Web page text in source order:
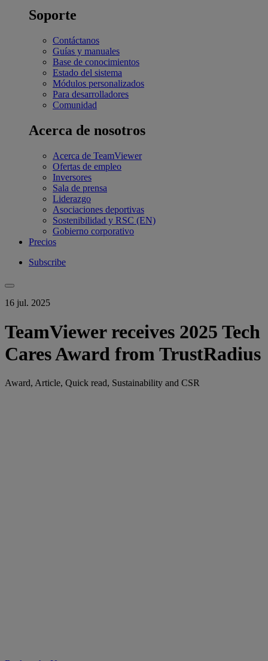
Soporte
Contáctanos
Guías y manuales
Base de conocimientos
Estado del sistema
Módulos personalizados
Para desarrolladores
Comunidad
Acerca de nosotros
Acerca de TeamViewer
Ofertas de empleo
Inversores
Sala de prensa
Liderazgo
Asociaciones deportivas
Sostenibilidad y RSC (EN)
Gobierno corporativo
Precios
Subscribe
16 jul. 2025
TeamViewer receives 2025 Tech
Cares Award from TrustRadius
Award, Article, Quick read, Sustainability and CSR